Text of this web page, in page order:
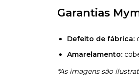
Garantias
Defeito de fábrica:
Amarelamento:
*As imagens são